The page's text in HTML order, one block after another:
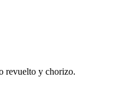
revuelto y chorizo.